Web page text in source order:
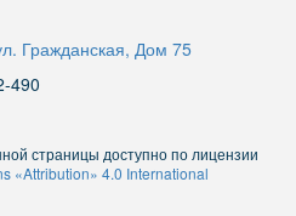
Гражданская, Дом 75
490
страницы доступно по лицензии
«Attribution» 4.0 International